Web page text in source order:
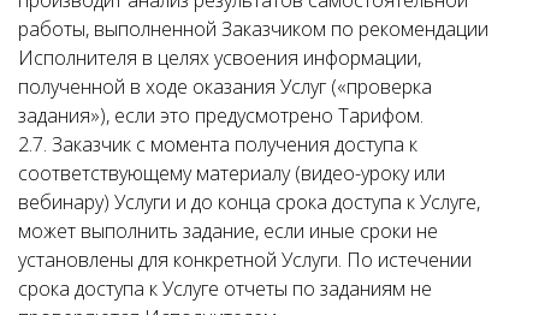
работы, выполненной Заказчиком по рекомендации
Исполнителя в целях усвоения информации,
полученной в ходе оказания Услуг («проверка
задания»), если это предусмотрено Тарифом.
2.7. Заказчик с момента получения доступа к
соответствующему материалу (видео-уроку или
вебинару) Услуги и до конца срока доступа к Услуге,
может выполнить задание, если иные сроки не
установлены для конкретной Услуги. По истечении
срока доступа к Услуге отчеты по заданиям не